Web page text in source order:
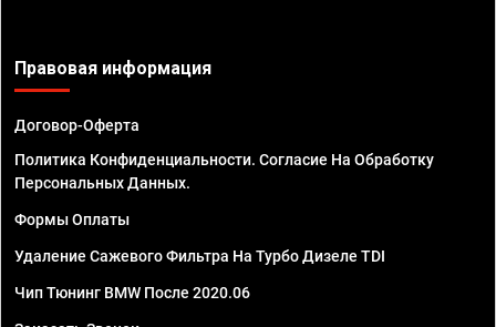
Правовая информация
Договор-Оферта
Политика Конфиденциальности. Согласие На Обработку
Персональных Данных.
Формы Оплаты
Удаление Сажевого Фильтра На Турбо Дизеле TDI
Чип Тюнинг BMW После 2020.06